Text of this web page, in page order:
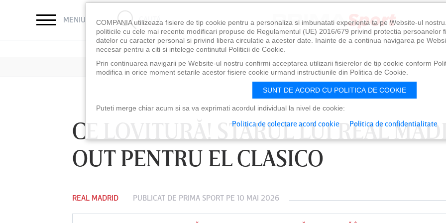
MENIU CAUTĂ
CE LOVITURĂ! STARUL LUI REAL
OUT PENTRU EL CLASICO
REAL MADRID PUBLICAT DE PRIMA SPORT PE 10 MAI 2026
LUNI 10 AUG, 18:30 LUNI 10 AUG, 21:30 VINERI 07 AUG, 21:00
COMPANIA utilizeaza fisiere de tip cookie pentru a personaliza si imbunatati experienta ta pe Website-ul
politicile cu cele mai recente modificari propuse de Regulamentul (UE) 2016/679 privind protectia persoanelor
datelor cu caracter personal si privind libera circulatie a acestor date. Inainte de a continua navigarea pe
necesar pentru a citi si intelege continutul Politicii de Cookie.
Prin continuarea navigarii pe Website-ul nostru confirmi acceptarea utilizarii fisierelor de tip cookie conform
modifica in orice moment setarile acestor fisiere cookie urmand instructiunile din Politica de Cookie.
SUNT DE ACORD CU POLITICA DE COOKIE
Puteti merge chiar acum si sa va exprimati acordul individual la nivel de cookie:
Politica de colectare acord cookie Politica de confidentialitate